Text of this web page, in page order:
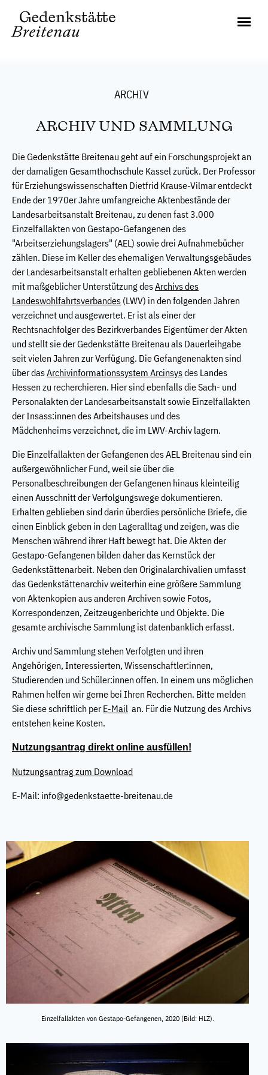
ARCHIV
ARCHIV UND SAMMLUNG
Die Gedenkstätte Breitenau geht auf ein Forschungsprojekt an
der damaligen Gesamthochschule Kassel zurück. Der Professor
für Erziehungswissenschaften Dietfrid Krause-Vilmar entdeckt
Ende der 1970er Jahre umfangreiche Aktenbestände der
Landesarbeitsanstalt Breitenau, zu denen fast 3.000
Einzelfallakten von Gestapo-Gefangenen des
"Arbeitserziehungslagers" (AEL) sowie drei Aufnahmebücher
zählen. Diese im Keller des ehemaligen Verwaltungsgebäudes
der Landesarbeitsanstalt erhalten gebliebenen Akten werden
mit maßgeblicher Unterstützung desArchivs des
Landeswohlfahrtsverbandes (LWV) in den folgenden Jahren
verzeichnet und ausgewertet. Er ist als einer der
Rechtsnachfolger des Bezirkverbandes Eigentümer der Akten
und stellt sie der Gedenkstätte Breitenau als Dauerleihgabe
seit vielen Jahren zur Verfügung. Die Gefangenenakten sind
über dasArchivinformationssystem Arcinsysdes Landes
Hessen zu recherchieren. Hier sind ebenfalls die Sach- und
Personalakten der Landesarbeitsanstalt sowie Einzelfallakten
der Insass:innen des Arbeitshauses und des
Mädchenheims verzeichnet, die im LWV-Archiv lagern.
Die Einzelfallakten der Gefangenen des AEL Breitenau sind ein
außergewöhnlicher Fund, weil sie über die
Personalbeschreibungen der Gefangenen hinaus kleinteilig
einen Ausschnitt der Verfolgungswege dokumentieren.
Erhalten geblieben sind darin überdies persönliche Briefe, die
einen Einblick geben in den Lageralltag und zeigen, was die
Menschen während ihrer Haft bewegt hat. Die Akten der
Gestapo-Gefangenen bilden daher das Kernstück der
Gedenkstättenarbeit. Neben den Originalarchivalien umfasst
das Gedenkstättenarchiv weiterhin eine größere Sammlung
von Aktenkopien aus anderen Archiven sowie Fotos,
Korrespondenzen, Zeitzeugenberichte und Objekte. Die
gesamte archivische Sammlung ist datenbanklich erfasst.
Archiv und Sammlung stehen Verfolgten und ihren
Angehörigen, Interessierten, Wissenschaftler:innen,
Studierenden und Schüler:innen offen. In einem uns möglichen
Rahmen helfen wir gerne bei Ihren Recherchen. Bitte melden
Sie diese schriftlich per E-Mail an. Für die Nutzung des Archivs
entstehen keine Kosten.
Nutzungsantrag direkt online ausfüllen!
Nutzungsantrag zum Download
E-Mail: info@gedenkstaette-breitenau.de
Einzelfallakten von Gestapo-Gefangenen, 2020 (Bild: HLZ).